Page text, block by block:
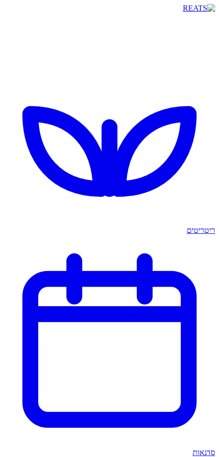
ריטריטים
סדנאות